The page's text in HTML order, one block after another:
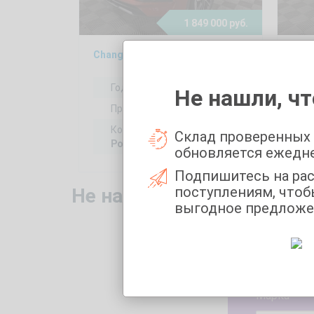
1 849 000 руб.
Changan CS55PLUS 1.5, 2024
Год выпуска:
Пробег:
54458 км
Коробка передач:
Робот
Не нашли то, что
Укажите
Марка
Не нашли,
Склад
обновляется
Подпишитесь на
поступлениям,
выгодное